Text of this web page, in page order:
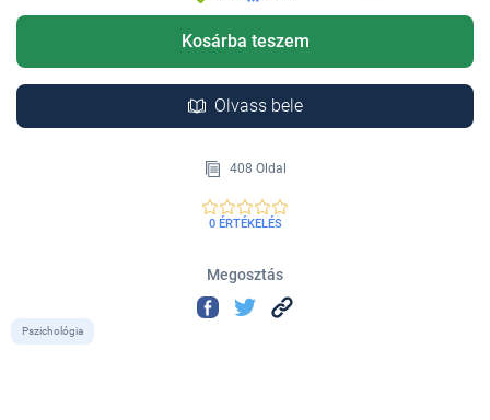
Kosárba teszem
Olvass bele
408 Oldal
0 ÉRTÉKELÉS
Megosztás
Pszichológia